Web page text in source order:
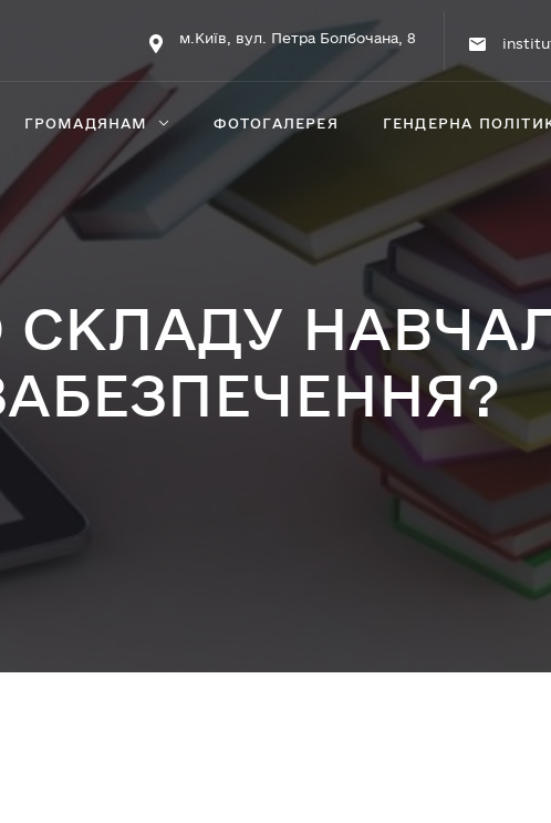
м.Київ, вул. Петра Болбочана, 8
ГРОМАДЯНАМ ФОТОГАЛЕРЕЯ ГЕНДЕРНА